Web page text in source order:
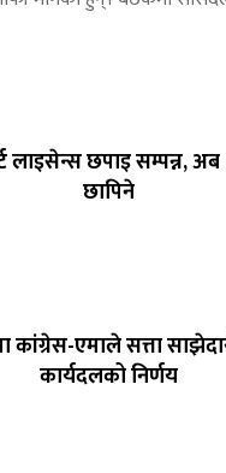
लाइसेन्स छपाइ सम्पन्न, अब
छापिने
कांग्रेस-एमाले सत्ता
कार्यदलको निर्णय